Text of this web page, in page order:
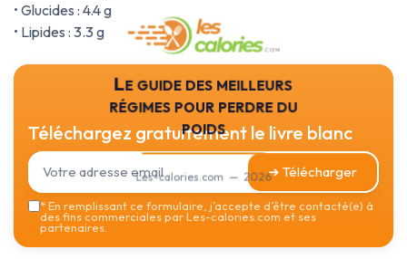
• Glucides : 4.4 g
• Lipides : 3.3 g
Le guide des meilleurs
régimes pour perdre du
poids
Les-calories.com — 2026
Téléchargez gratuitement le livre blanc
➔ Télécharger
*En remplissant ce formulaire, j’accepte d’être contacté(e) à
des fins commerciales par Les-calories.com et ses
partenaires.